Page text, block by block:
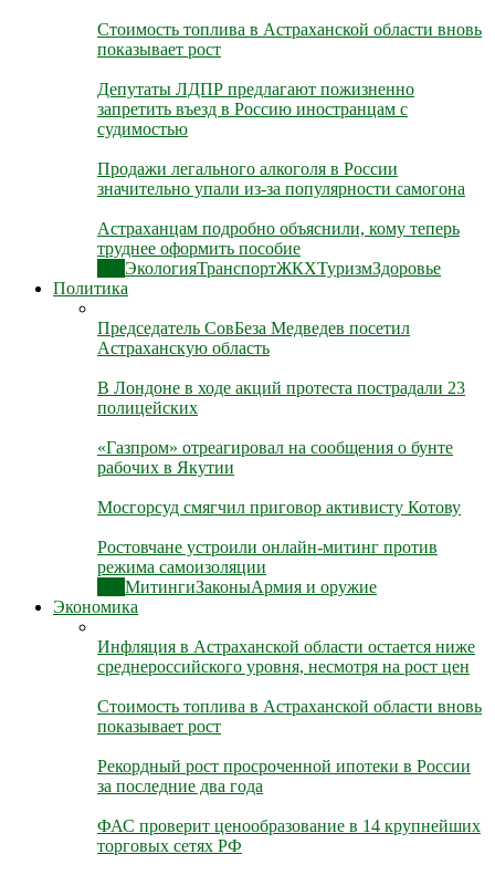
Стоимость топлива в Астраханской области вновь
показывает рост
Депутаты ЛДПР предлагают пожизненно
запретить въезд в Россию иностранцам с
судимостью
Продажи легального алкоголя в России
значительно упали из-за популярности самогона
Астраханцам подробно объяснили, кому теперь
труднее оформить пособие
ЭкологияТранспортЖКХТуризмЗдоровье
Политика
Председатель СовБеза Медведев посетил
Астраханскую область
В Лондоне в ходе акций протеста пострадали 23
полицейских
«Газпром» отреагировал на сообщения о бунте
рабочих в Якутии
Мосгорсуд смягчил приговор активисту Котову
Ростовчане устроили онлайн-митинг против
режима самоизоляции
МитингиЗаконыАрмия и оружие
Экономика
Инфляция в Астраханской области остается ниже
среднероссийского уровня, несмотря на рост цен
Стоимость топлива в Астраханской области вновь
показывает рост
Рекордный рост просроченной ипотеки в России
за последние два года
ФАС проверит ценообразование в 14 крупнейших
торговых сетях РФ